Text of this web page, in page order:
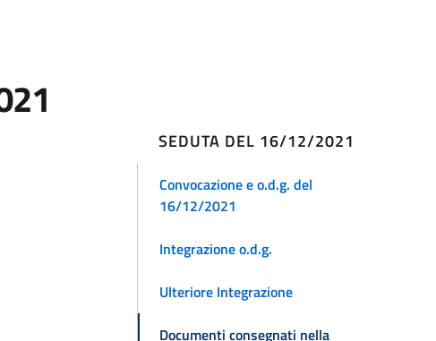
SEDUTA DEL 16/12/2021
Convocazione e o.d.g. del
16/12/2021
Integrazione o.d.g.
Ulteriore Integrazione
Documenti consegnati nella